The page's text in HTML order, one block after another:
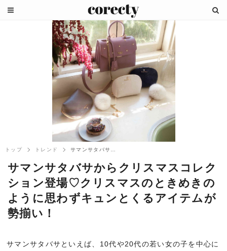
トップ トレンド
サマンサタバサからクリスマスコレク
ション登場♡クリスマスのときめきの
ように思わずキュンとくるアイテムが
勢揃い！
サマンサタバサといえば、10代や20代の若い女の子を中心に